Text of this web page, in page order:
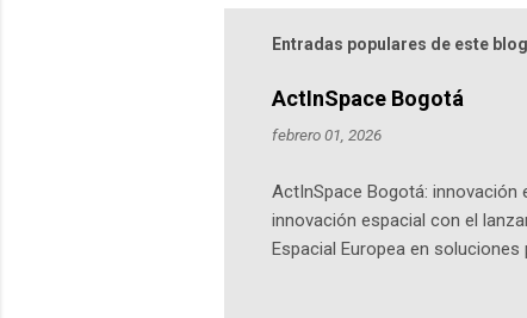
Entradas populares de este blog
ActInSpace Bogotá
febrero 01, 2026
ActInSpace Bogotá:
innovación espacial con el
Espacial Europea en
emprendedores y estudiantes.